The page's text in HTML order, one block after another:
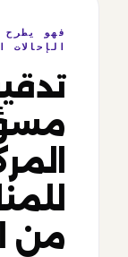
فهو يطرح
من